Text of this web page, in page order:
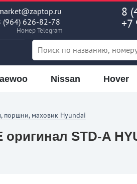
(964) 626-82-78
Номер Telegram
8
+7
Nissan Hover
поршни, маховик Hyundai
STD-A